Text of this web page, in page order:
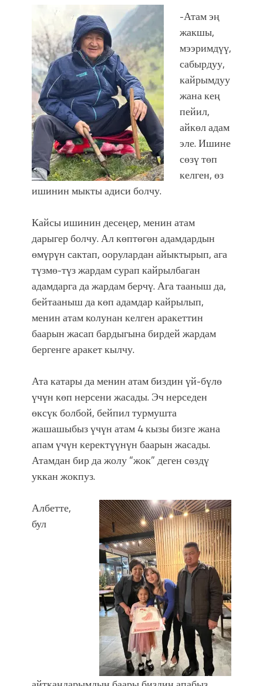
-Атам эң
жакшы,
мээримдүү,
сабырдуу,
кайрымдуу
жана кең
пейил,
айкөл адам
эле. Ишине
сөзү төп
келген, өз
ишинин мыкты адиси болчу.
Кайсы ишинин десеңер, менин атам
дарыгер болчу. Ал көптөгөн адамдардын
өмүрүн сактап, оорулардан айыктырып, ага
түзмө-түз жардам сурап кайрылбаган
адамдарга да жардам берчү. Ага тааныш да,
бейтааныш да көп адамдар кайрылып,
менин атам колунан келген аракеттин
баарын жасап бардыгына бирдей жардам
бергенге аракет кылчу.
Ата катары да менин атам биздин үй-бүлө
үчүн көп нерсени жасады. Эч нерседен
өксүк болбой, бейпил турмушта
жашашыбыз үчүн атам 4 кызы бизге жана
апам үчүн керектүүнүн баарын жасады.
Атамдан бир да жолу “жок” деген сөздү
уккан жокпуз.
Албетте,
бул